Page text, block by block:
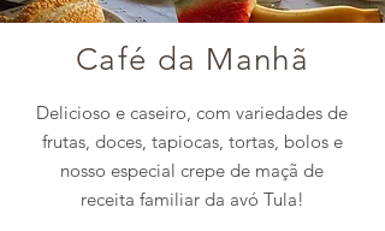
Café da Manhã
Delicioso e caseiro, com variedades de
frutas, doces, tapiocas, tortas, bolos e
nosso especial crepe de maçã de
receita familiar da avó Tula!